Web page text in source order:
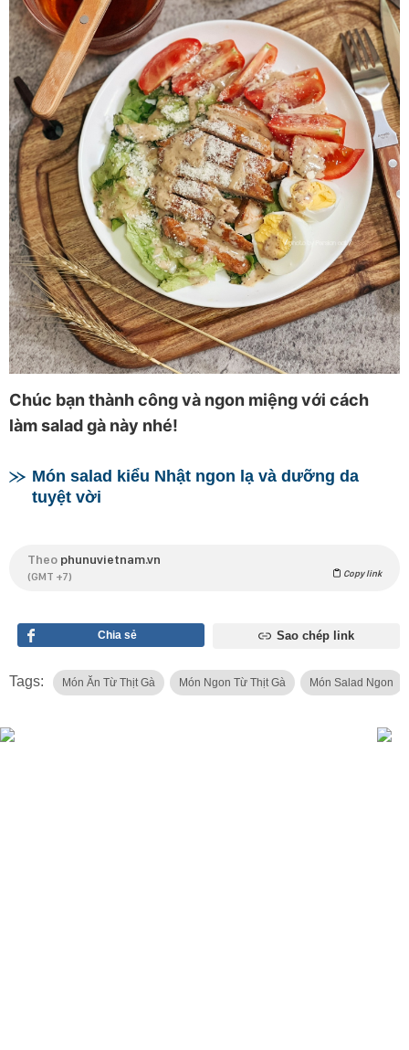
Chúc bạn thành công và ngon miệng với cách
làm salad gà này nhé!
Món salad kiểu Nhật ngon lạ và dưỡng da
tuyệt vời
Theo phunuvietnam.vn
(GMT +7) Copy link
Chia sẻ Sao chép link
Tags: Món Ăn Từ Thịt Gà Món Ngon Từ Thịt Gà Món Salad Ngon